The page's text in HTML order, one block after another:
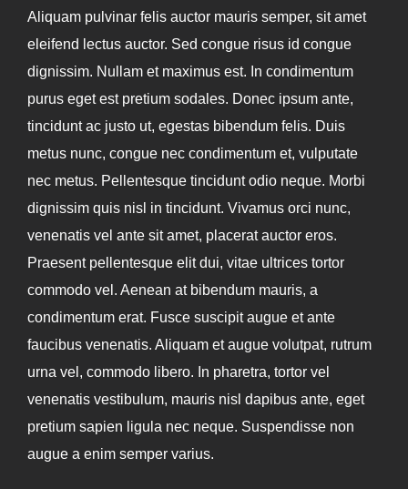
Aliquam pulvinar felis auctor mauris semper, sit amet
eleifend lectus auctor. Sed congue risus id congue
dignissim. Nullam et maximus est. In condimentum
purus eget est pretium sodales. Donec ipsum ante,
tincidunt ac justo ut, egestas bibendum felis. Duis
metus nunc, congue nec condimentum et, vulputate
nec metus. Pellentesque tincidunt odio neque. Morbi
dignissim quis nisl in tincidunt. Vivamus orci nunc,
venenatis vel ante sit amet, placerat auctor eros.
Praesent pellentesque elit dui, vitae ultrices tortor
commodo vel. Aenean at bibendum mauris, a
condimentum erat. Fusce suscipit augue et ante
faucibus venenatis. Aliquam et augue volutpat, rutrum
urna vel, commodo libero. In pharetra, tortor vel
venenatis vestibulum, mauris nisl dapibus ante, eget
pretium sapien ligula nec neque. Suspendisse non
augue a enim semper varius.